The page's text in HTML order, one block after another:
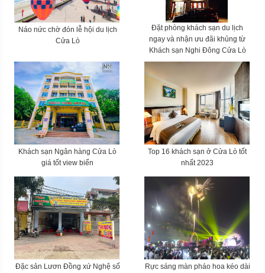
Náo nức chờ đón lễ hội du lịch
Cửa Lò
Đặt phòng khách sạn du lịch
ngay và nhận ưu đãi khủng từ
Khách sạn Nghi Đông Cửa Lò
Khách sạn Ngân hàng Cửa Lò
giá tốt view biển
Top 16 khách sạn ở Cửa Lò tốt
nhất 2023
Đặc sản Lươn Đồng xứ Nghệ số
Rực sáng màn pháo hoa kéo dài